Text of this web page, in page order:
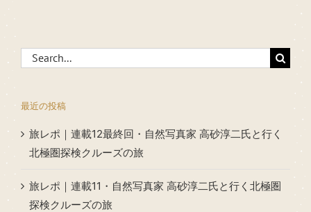
Search
for:
最近の投稿
旅レポ｜連載12最終回・自然写真家 高砂淳二氏と行く
北極圏探検クルーズの旅
旅レポ｜連載11・自然写真家 高砂淳二氏と行く北極圏
探検クルーズの旅